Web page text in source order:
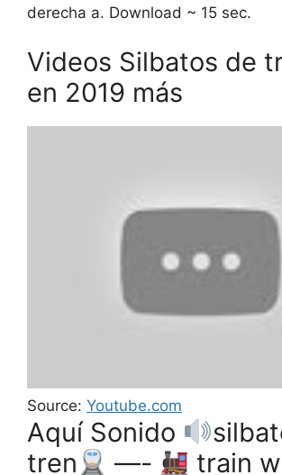
derecha a. Download ~ 15 sec.
Videos Silbatos de
en 2019 más
Source: Youtube.com
Aquí Sonido
tren
—- train